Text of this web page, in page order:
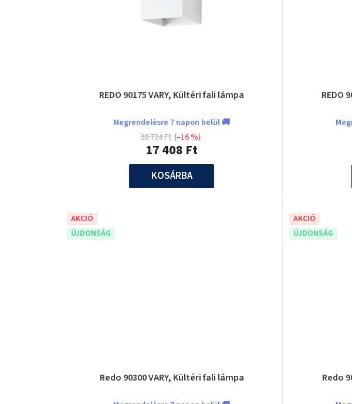
REDO 90175 VARY, Kültéri fali lámpa
Megrendelèsre 7 napon belül 🚚
17 408 Ft
20 724 Ft (–16 %)
KOSÁRBA
REDO
AKCIÓ
ÚJDONSÁG
Redo 90300 VARY, Kültéri fali lámpa
AKCIÓ
ÚJDONSÁG
Redo